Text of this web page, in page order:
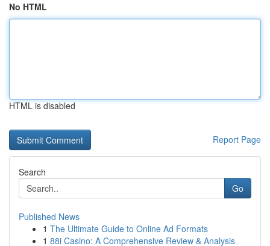
No HTML
HTML is disabled
Report Page
Search
Go
Published News
1 The Ultimate Guide to Online Ad Formats
1 88i Casino: A Comprehensive Review & Analysis